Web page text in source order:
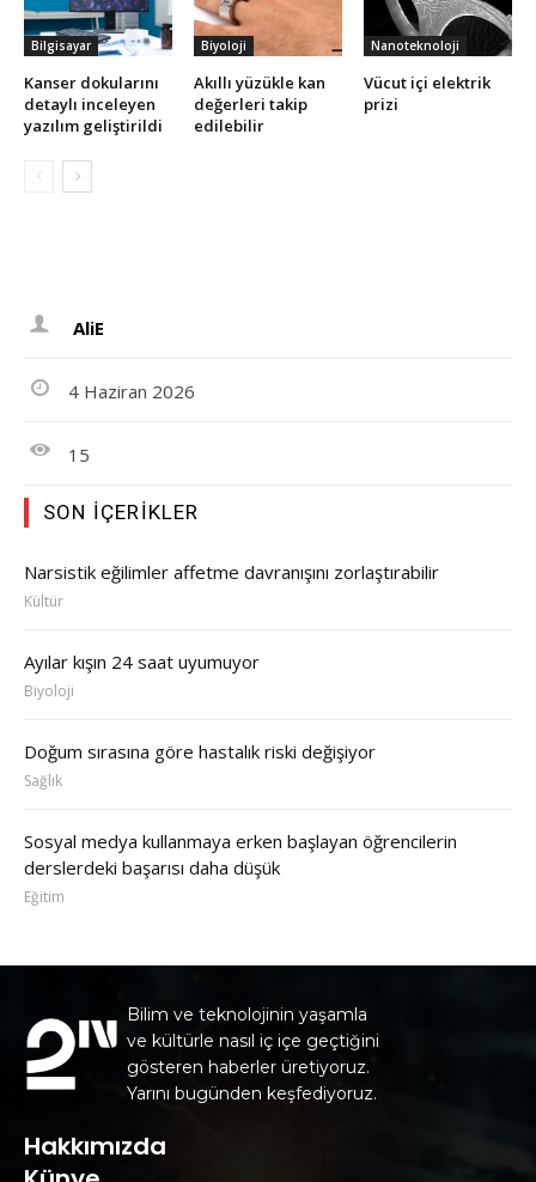
Bilgisayar
Kanser dokularını
detaylı inceleyen
yazılım geliştirildi
Biyoloji
Akıllı yüzükle kan
değerleri takip
edilebilir
Nanoteknoloji
Vücut içi elektrik
prizi
AliE
4 Haziran 2026
15
SON İÇERIKLER
Narsistik eğilimler affetme davranışını zorlaştırabilir
Kültür
Ayılar kışın 24 saat uyumuyor
Biyoloji
Doğum sırasına göre hastalık riski değişiyor
Sağlık
Sosyal medya kullanmaya erken başlayan öğrencilerin
derslerdeki başarısı daha düşük
Eğitim
Bilim ve teknolojinin yaşamla
ve kültürle nasıl iç içe geçtiğini
gösteren haberler üretiyoruz.
Yarını bugünden keşfediyoruz.
Hakkımızda